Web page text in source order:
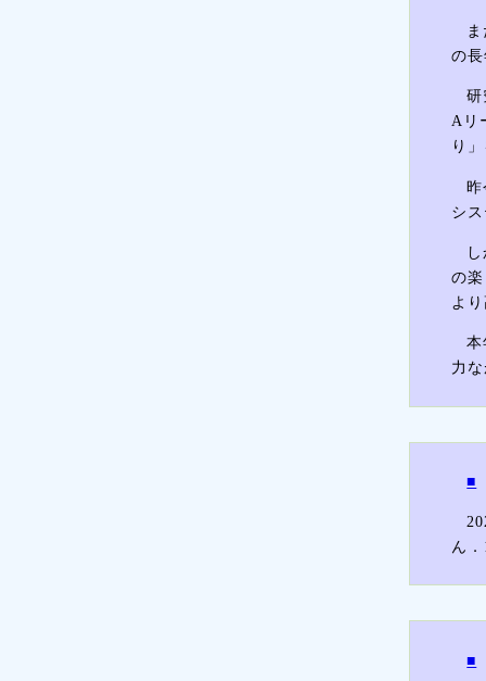
の
研
Aリ
り
昨
シ
の
よ
本
力
■
ん
■